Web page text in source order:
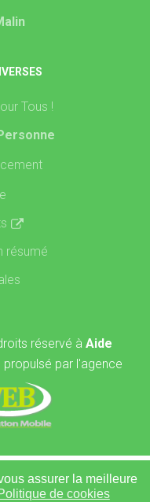
assurer la meilleure
de cookies
Tous !
résumé
réservé à Aide
propulsé par l'agence